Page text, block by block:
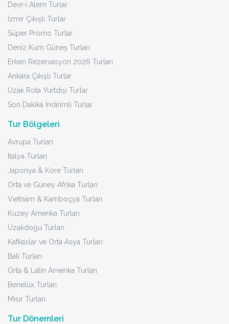
Devr-i Alem Turlar
İzmir Çıkışlı Turlar
Süper Promo Turlar
Deniz Kum Güneş Turları
Erken Rezervasyon 2026 Turları
Ankara Çıkışlı Turlar
Uzak Rota Yurtdışı Turlar
Son Dakika İndirimli Turlar
Tur Bölgeleri
Avrupa Turları
İtalya Turları
Japonya & Kore Turları
Orta ve Güney Afrika Turları
Vietnam & Kamboçya Turları
Kuzey Amerika Turları
Uzakdoğu Turları
Kafkaslar ve Orta Asya Turları
Bali Turları
Orta & Latin Amerika Turları
Benelüx Turları
Mısır Turları
Tur Dönemleri